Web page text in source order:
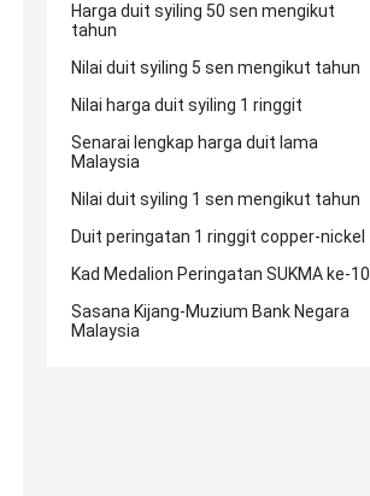
Harga duit syiling 50 sen mengikut
tahun
Nilai duit syiling 5 sen mengikut tahun
Nilai harga duit syiling 1 ringgit
Senarai lengkap harga duit lama
Malaysia
Nilai duit syiling 1 sen mengikut tahun
Duit peringatan 1 ringgit copper-nickel
Kad Medalion Peringatan SUKMA ke-10
Sasana Kijang-Muzium Bank Negara
Malaysia